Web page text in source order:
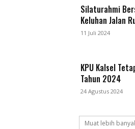
Silaturahmi
Keluhan Jalan
11 Juli 2024
KPU Kalsel
Tahun 2024
24 Agustus 2024
Muat lebih